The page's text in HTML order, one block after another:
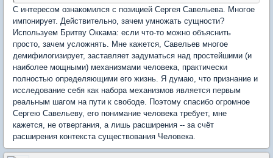
С интересом ознакомился с позицией Сергея Савельева. Многое
импонирует. Действительно, зачем умножать сущности?
Используем Бритву Оккама: если что-то можно объяснить
просто, зачем усложнять. Мне кажется, Савельев многое
демифилогизирует, заставляет задуматься над простейшими (и
наиболее мощными) механизмами человека, практически
полностью определяющими его жизнь. Я думаю, что признание и
исследование себя как набора механизмов является первым
реальным шагом на пути к свободе. Поэтому спасибо огромное
Сергею Савельеву, его понимание человека требует, мне
кажется, не отвергания, а лишь расширения -- за счёт
расширения контекста существования Человека.